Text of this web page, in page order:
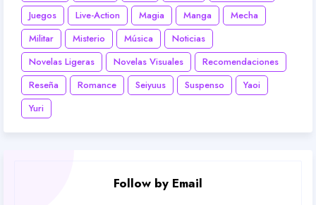
Juegos
Live-Action Magia Manga
Mecha
Militar
Misterio Música
Noticias
Novelas Ligeras
Novelas Visuales
Recomendaciones
Reseña
Romance Seiyuus Suspenso
Yaoi
Yuri
Follow by Email